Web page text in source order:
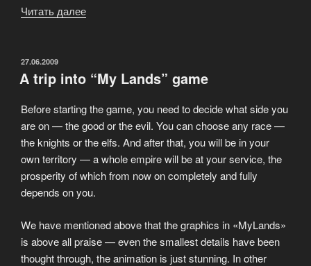
Читать далее
“MyLands”»
ОПУБЛИКОВАНО
27.06.2009
A trip into “My Lands” game
Before starting the game, you need to decide what side you
are on — the good or the evil. You can choose any race —
the knights or the elfs. And after that, you will be in your
own territory — a whole empire will be at your service, the
prosperity of which from now on completely and fully
depends on you.
We have mentioned above that the graphics in «MyLands»
is above all praise — even the smallest details have been
thought through, the animation is just stunning. In other